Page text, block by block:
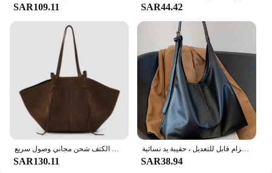
SAR109.11 SAR44.42
قطاع جلد الغزال الصناعي حمل الحقائب للنساء حقيبة يد ومحافظ فاخرة 2024 جديدة في خمر ذات سعة كبيرة للتنقل تحت الإبط الكتف شحن مجاني وصول سريع
SAR130.11
حقيبة حمل عصرية للنساء ، ديكور مشبك ذهبي بسيط ، حقيبة كتف بحزام قابل للتعديل ، حقيبة يد نسائية
SAR38.94